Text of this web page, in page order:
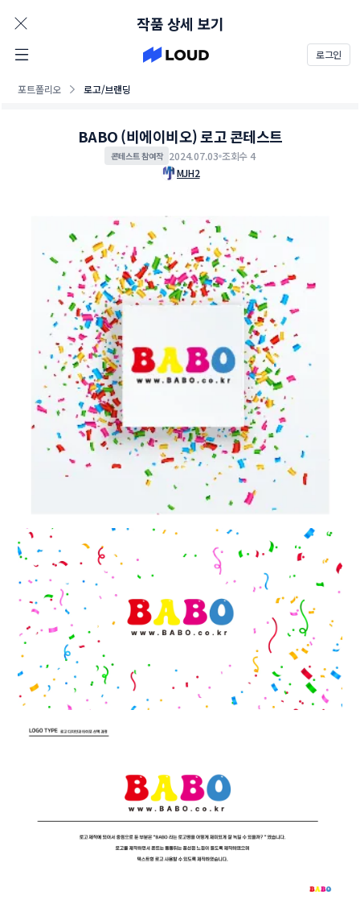
로그인
포트폴리오 로고/브랜딩
작품 상세 보기
BABO (비에이비오) 로고 콘테스트
콘테스트 참여작 2024.07.03 조회수 4
MJH2